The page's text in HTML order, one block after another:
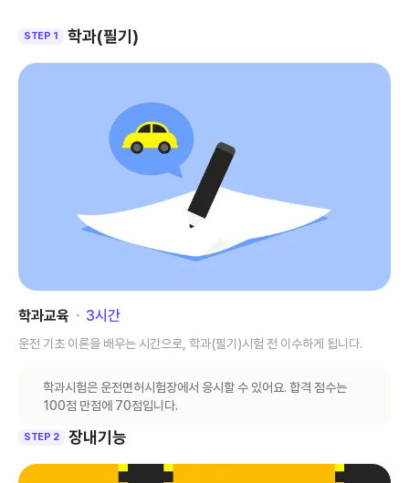
STEP 1 학과(필기)
학과교육 ･ 3시간
운전 기초 이론을 배우는 시간으로, 학과(필기)시험 전 이수하게 됩니다.
학과시험은 운전면허시험장에서 응시할 수 있어요. 합격 점수는
100점 만점에 70점입니다.
STEP 2 장내기능